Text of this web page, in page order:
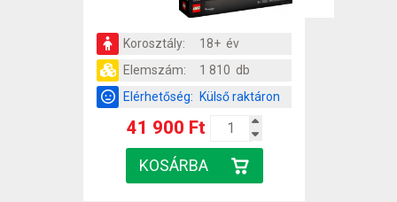
Korosztály:
18+ év
Elemszám:
1 810 db
Elérhetőség: Külső raktáron
41 900 Ft